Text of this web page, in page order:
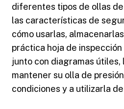
diferentes tipos de ollas
las características de
cómo usarlas,
práctica hoja de
junto con diagramas útiles,
mantener su olla de
condiciones y a utilizarla